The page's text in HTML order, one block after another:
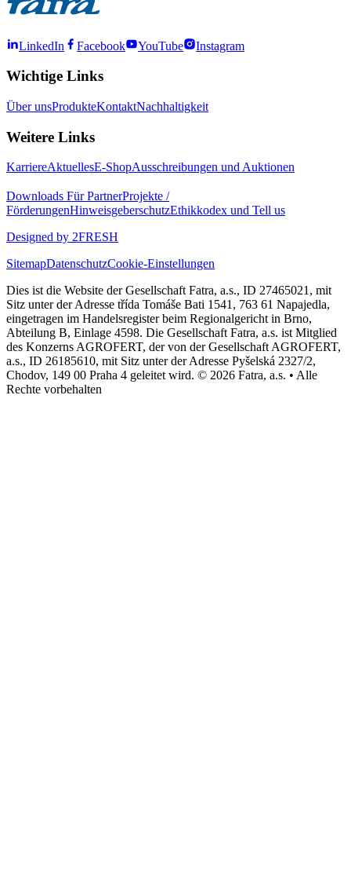
LinkedIn Facebook YouTube Instagram
Wichtige Links
Über unsProdukteKontaktNachhaltigkeit
Weitere Links
KarriereAktuellesE-ShopAusschreibungen und Auktionen
Downloads Für PartnerProjekte /
FörderungenHinweisgeberschutzEthikkodex und Tell us
Designed by 2FRESH
SitemapDatenschutzCookie-Einstellungen
Dies ist die Website der Gesellschaft Fatra, a.s., ID 27465021, mit
Sitz unter der Adresse třída Tomáše Bati 1541, 763 61 Napajedla,
eingetragen im Handelsregister beim Regionalgericht in Brno,
Abteilung B, Einlage 4598. Die Gesellschaft Fatra, a.s. ist Mitglied
des Konzerns AGROFERT, der von der Gesellschaft AGROFERT,
a.s., ID 26185610, mit Sitz unter der Adresse Pyšelská 2327/2,
Chodov, 149 00 Praha 4 geleitet wird. © 2026 Fatra, a.s. • Alle
Rechte vorbehalten